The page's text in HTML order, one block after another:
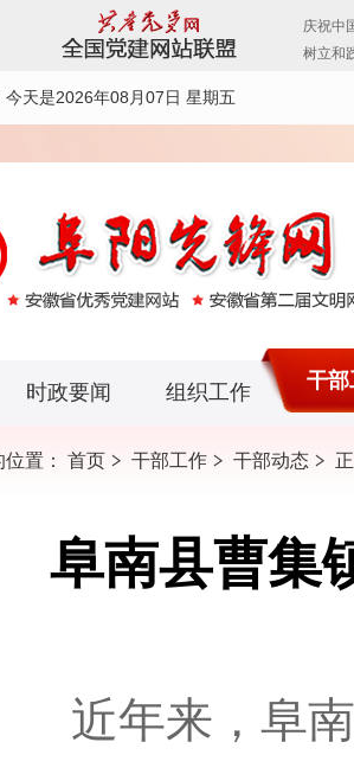
今天是2026年08月07日 星期五
时政要闻 组织工作 干部
置： 首页 干部工作 干部动态
阜南县曹集
近年来，阜